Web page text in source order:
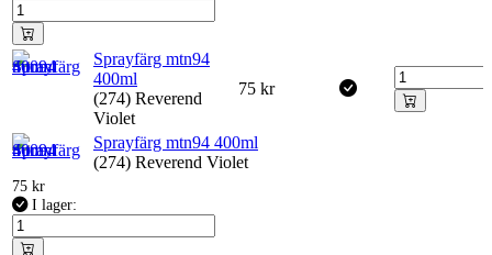
Sprayfärg mtn94
400ml
(274) Reverend
Violet
75 kr
Sprayfärg mtn94 400ml
(274) Reverend Violet
75 kr
I lager: